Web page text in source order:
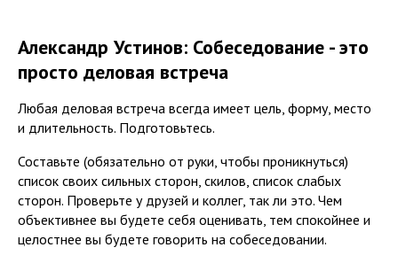
Александр Устинов: Собеседование - это
просто деловая встреча
Любая деловая встреча всегда имеет цель, форму, место
и длительность. Подготовьтесь.
Составьте (обязательно от руки, чтобы проникнуться)
список своих сильных сторон, скилов, список слабых
сторон. Проверьте у друзей и коллег, так ли это. Чем
объективнее вы будете себя оценивать, тем спокойнее и
целостнее вы будете говорить на собеседовании.